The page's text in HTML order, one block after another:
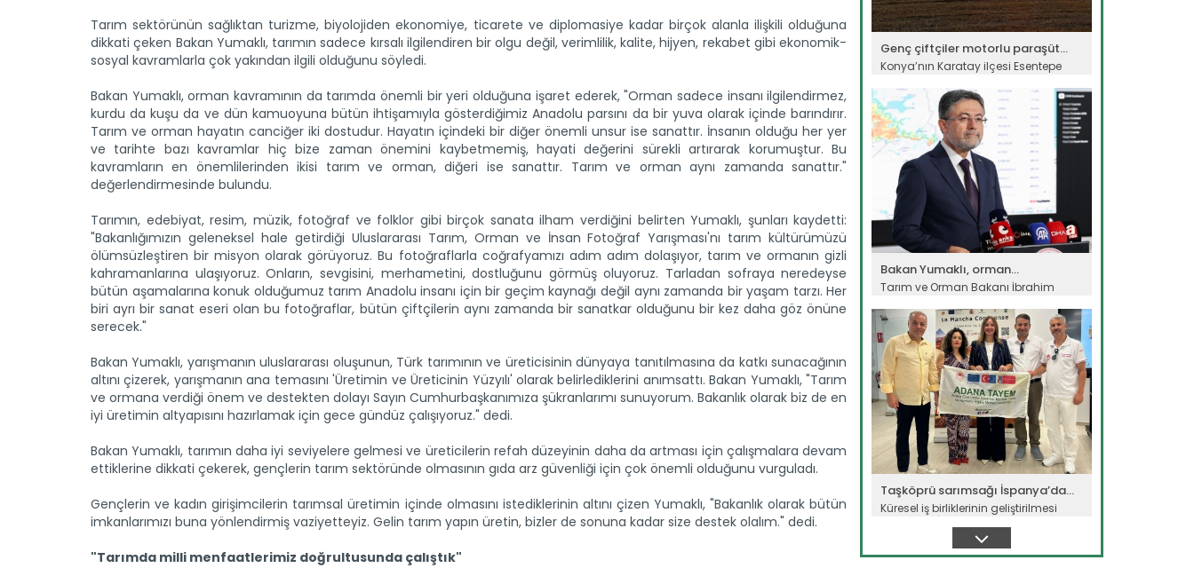
Tarım sektörünün sağlıktan turizme, biyolojiden ekonomiye, ticarete ve diplomasiye kadar birçok alanla ilişkili olduğuna
dikkati çeken Bakan Yumaklı, tarımın sadece kırsalı ilgilendiren bir olgu değil, verimlilik, kalite, hijyen, rekabet gibi ekonomik-
sosyal kavramlarla çok yakından ilgili olduğunu söyledi.
Bakan Yumaklı, orman kavramının da tarımda önemli bir yeri olduğuna işaret ederek, "Orman sadece insanı ilgilendirmez,
kurdu da kuşu da ve dün kamuoyuna bütün ihtişamıyla gösterdiğimiz Anadolu parsını da bir yuva olarak içinde barındırır.
Tarım ve orman hayatın canciğer iki dostudur. Hayatın içindeki bir diğer önemli unsur ise sanattır. İnsanın olduğu her yer
ve tarihte bazı kavramlar hiç bize zaman önemini kaybetmemiş, hayati değerini sürekli artırarak korumuştur. Bu
kavramların en önemlilerinden ikisi tarım ve orman, diğeri ise sanattır. Tarım ve orman aynı zamanda sanattır."
değerlendirmesinde bulundu.
Tarımın, edebiyat, resim, müzik, fotoğraf ve folklor gibi birçok sanata ilham verdiğini belirten Yumaklı, şunları kaydetti:
"Bakanlığımızın geleneksel hale getirdiği Uluslararası Tarım, Orman ve İnsan Fotoğraf Yarışması'nı tarım kültürümüzü
ölümsüzleştiren bir misyon olarak görüyoruz. Bu fotoğraflarla coğrafyamızı adım adım dolaşıyor, tarım ve ormanın gizli
kahramanlarına ulaşıyoruz. Onların, sevgisini, merhametini, dostluğunu görmüş oluyoruz. Tarladan sofraya neredeyse
bütün aşamalarına konuk olduğumuz tarım Anadolu insanı için bir geçim kaynağı değil aynı zamanda bir yaşam tarzı. Her
biri ayrı bir sanat eseri olan bu fotoğraflar, bütün çiftçilerin aynı zamanda bir sanatkar olduğunu bir kez daha göz önüne
serecek."
Bakan Yumaklı, yarışmanın uluslararası oluşunun, Türk tarımının ve üreticisinin dünyaya tanıtılmasına da katkı sunacağının
altını çizerek, yarışmanın ana temasını 'Üretimin ve Üreticinin Yüzyılı' olarak belirlediklerini anımsattı. Bakan Yumaklı, "Tarım
ve ormana verdiği önem ve destekten dolayı Sayın Cumhurbaşkanımıza şükranlarımı sunuyorum. Bakanlık olarak biz de en
iyi üretimin altyapısını hazırlamak için gece gündüz çalışıyoruz." dedi.
Bakan Yumaklı, tarımın daha iyi seviyelere gelmesi ve üreticilerin refah düzeyinin daha da artması için çalışmalara devam
ettiklerine dikkati çekerek, gençlerin tarım sektöründe olmasının gıda arz güvenliği için çok önemli olduğunu vurguladı.
Gençlerin ve kadın girişimcilerin tarımsal üretimin içinde olmasını istediklerinin altını çizen Yumaklı, "Bakanlık olarak bütün
imkanlarımızı buna yönlendirmiş vaziyetteyiz. Gelin tarım yapın üretin, bizler de sonuna kadar size destek olalım." dedi.
"Tarımda milli menfaatlerimiz doğrultusunda çalıştık"
Genç çiftçiler motorlu paraşüt...
Konya’nın Karatay ilçesi Esentepe
Devamını Oku ->
Bakan Yumaklı, orman...
Tarım ve Orman Bakanı İbrahim
Devamını Oku ->
Taşköprü sarımsağı İspanya’da...
Küresel iş birliklerinin geliştirilmesi
amacıyla İspanya’da...